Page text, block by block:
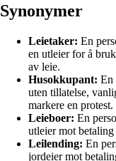
Synonymer
Leietaker: En
en utleier for å
av leie.
Husokkupant: En
uten tillatelse,
markere en protest.
Leieboer: En
utleier mot betaling
Leilending: En
jordeier mot